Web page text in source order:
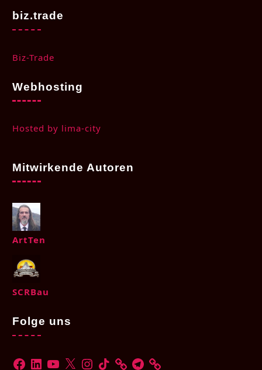
biz.trade
Biz-Trade
Webhosting
Hosted by lima-city
Mitwirkende Autoren
ArtTen
SCRBau
Folge uns